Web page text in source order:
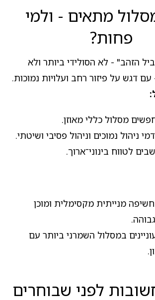
מתאים - ולמי
פחות?
הזהב" - לא הסולידי ביותר ולא
עם דגש על פיזור רחב ועלויות נמוכות.
מסלול כללי מאוזן.
ניהול נמוכים וניהול פסיבי ושיטתי.
לטווח בינוני־ארוך.
מנייתית מקסימלית ומוכן
במסלול השמרני ביותר עם
לפני שבוחרים